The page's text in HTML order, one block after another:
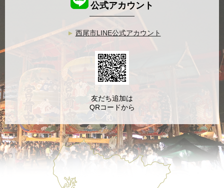
公式アカウント
西尾市LINE公式アカウント
友だち追加は
QRコードから